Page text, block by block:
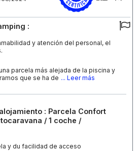
:
y atención del personal, el
parcela más alejada de la piscina y
que se ha de ... Leer más
: Parcela Confort
/ 1 coche /
y du facilidad de acceso